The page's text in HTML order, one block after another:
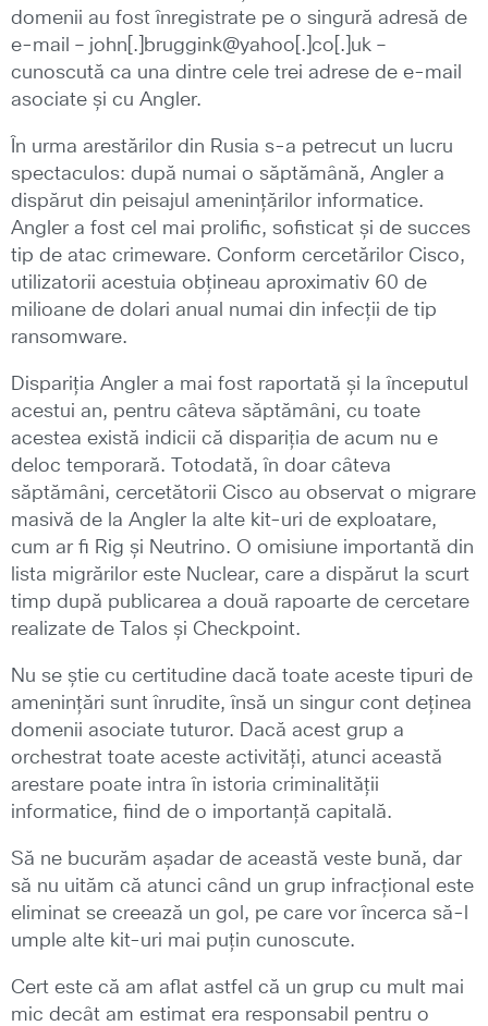
domenii au fost înregistrate pe o singură adresă de
e-mail – john[.]bruggink@yahoo[.]co[.]uk –
cunoscută ca una dintre cele trei adrese de e-mail
asociate și cu Angler.
În urma arestărilor din Rusia s-a petrecut un lucru
spectaculos: după numai o săptămână, Angler a
dispărut din peisajul amenințărilor informatice.
Angler a fost cel mai prolific, sofisticat și de succes
tip de atac crimeware. Conform cercetărilor Cisco,
utilizatorii acestuia obțineau aproximativ 60 de
milioane de dolari anual numai din infecții de tip
ransomware.
Dispariția Angler a mai fost raportată și la începutul
acestui an, pentru câteva săptămâni, cu toate
acestea există indicii că dispariția de acum nu e
deloc temporară. Totodată, în doar câteva
săptămâni, cercetătorii Cisco au observat o migrare
masivă de la Angler la alte kit-uri de exploatare,
cum ar fi Rig și Neutrino. O omisiune importantă din
lista migrărilor este Nuclear, care a dispărut la scurt
timp după publicarea a două rapoarte de cercetare
realizate de Talos și Checkpoint.
Nu se știe cu certitudine dacă toate aceste tipuri de
amenințări sunt înrudite, însă un singur cont deținea
domenii asociate tuturor. Dacă acest grup a
orchestrat toate aceste activități, atunci această
arestare poate intra în istoria criminalității
informatice, fiind de o importanță capitală.
Să ne bucurăm așadar de această veste bună, dar
să nu uităm că atunci când un grup infracțional este
eliminat se creează un gol, pe care vor încerca să-l
umple alte kit-uri mai puțin cunoscute.
Cert este că am aflat astfel că un grup cu mult mai
mic decât am estimat era responsabil pentru o